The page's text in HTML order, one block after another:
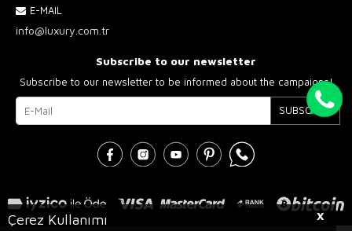
X
Çerez Kullanımı
E-MAIL
info@luxury.com.tr
Subscribe to our newsletter
Subscribe to our newsletter to be informed about the campaigns!
SUBSCRIBE